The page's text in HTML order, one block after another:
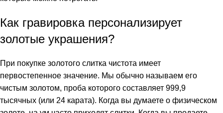
Как гравировка персонализирует
золотые украшения?
При покупке золотого слитка чистота имеет
первостепенное значение. Мы обычно называем его
чистым золотом, проба которого составляет 999,9
тысячных (или 24 карата). Когда вы думаете о физическом